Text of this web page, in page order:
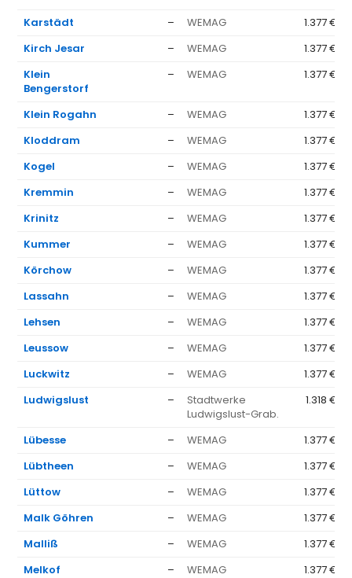
Karstädt
– WEMAG
1.377 €
Kirch Jesar
– WEMAG
1.377 €
Klein
Bengerstorf
– WEMAG 1.377 €
Klein Rogahn – WEMAG
1.377 €
Kloddram
– WEMAG
1.377 €
Kogel
– WEMAG
1.377 €
Kremmin
– WEMAG
1.377 €
Krinitz
– WEMAG
1.377 €
Kummer
– WEMAG
1.377 €
Körchow
– WEMAG
1.377 €
Lassahn
– WEMAG
1.377 €
Lehsen
– WEMAG
1.377 €
Leussow
– WEMAG
1.377 €
Luckwitz
– WEMAG
1.377 €
Ludwigslust
–
Stadtwerke
Ludwigslust-Grab.
1.318 €
Lübesse – WEMAG
1.377 €
Lübtheen
– WEMAG
1.377 €
Lüttow
– WEMAG
1.377 €
Malk Göhren
– WEMAG
1.377 €
Malliß
– WEMAG
1.377 €
Melkof
– WEMAG
1.377 €